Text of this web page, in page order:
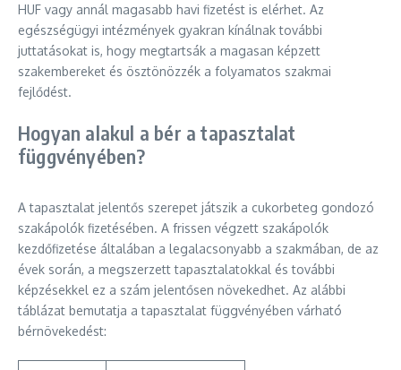
HUF vagy annál magasabb havi fizetést is elérhet. Az
egészségügyi intézmények gyakran kínálnak további
juttatásokat is, hogy megtartsák a magasan képzett
szakembereket és ösztönözzék a folyamatos szakmai
fejlődést.
Hogyan alakul a bér a tapasztalat
függvényében?
A tapasztalat jelentős szerepet játszik a cukorbeteg gondozó
szakápolók fizetésében. A frissen végzett szakápolók
kezdőfizetése általában a legalacsonyabb a szakmában, de az
évek során, a megszerzett tapasztalatokkal és további
képzésekkel ez a szám jelentősen növekedhet. Az alábbi
táblázat bemutatja a tapasztalat függvényében várható
bérnövekedést: